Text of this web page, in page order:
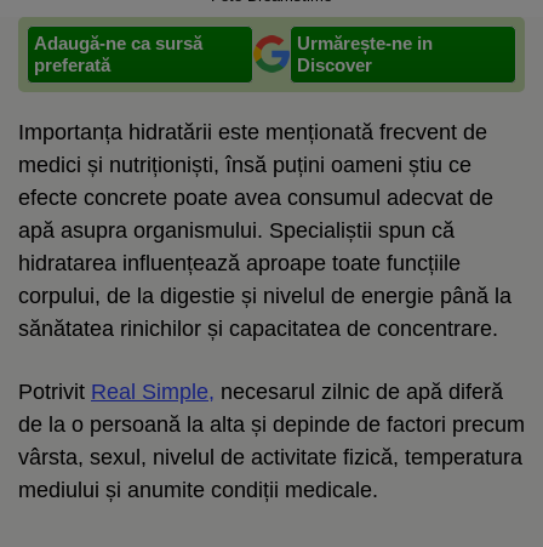
Adaugă-ne ca sursă
preferată
Urmărește-ne in
Discover
Importanța hidratării este menționată frecvent de
medici și nutriționiști, însă puțini oameni știu ce
efecte concrete poate avea consumul adecvat de
apă asupra organismului. Specialiștii spun că
hidratarea influențează aproape toate funcțiile
corpului, de la digestie și nivelul de energie până la
sănătatea rinichilor și capacitatea de concentrare.
Potrivit Real Simple, necesarul zilnic de apă diferă
de la o persoană la alta și depinde de factori precum
vârsta, sexul, nivelul de activitate fizică, temperatura
mediului și anumite condiții medicale.